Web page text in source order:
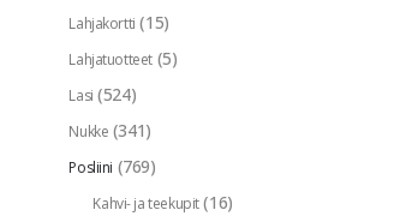
Lahjakortti (15)
Lahjatuotteet (5)
Lasi (524)
Nukke (341)
Posliini (769)
Kahvi- ja teekupit (16)